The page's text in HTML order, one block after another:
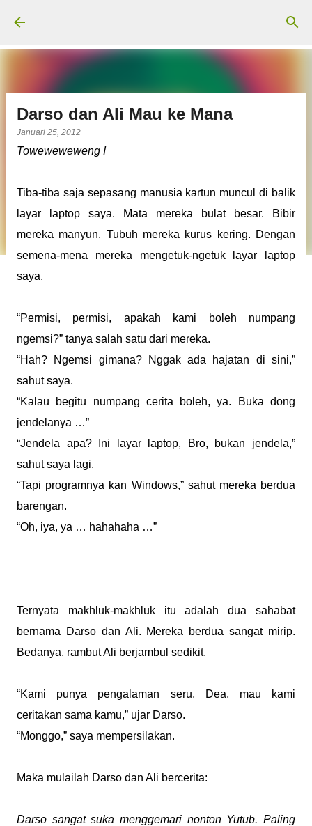
Darso dan Ali Mau ke Mana
Januari 25, 2012
Toweweweweng !
Tiba-tiba saja sepasang manusia kartun muncul di balik
layar laptop saya. Mata mereka bulat besar. Bibir
mereka manyun. Tubuh mereka kurus kering. Dengan
semena-mena mereka mengetuk-ngetuk layar laptop
saya.
“Permisi, permisi, apakah kami boleh numpang
ngemsi?” tanya salah satu dari mereka.
“Hah? Ngemsi gimana? Nggak ada hajatan di sini,”
sahut saya.
“Kalau begitu numpang cerita boleh, ya. Buka dong
jendelanya …”
“Jendela apa? Ini layar laptop, Bro, bukan jendela,”
sahut saya lagi.
“Tapi programnya kan Windows,” sahut mereka berdua
barengan.
“Oh, iya, ya … hahahaha …”
Ternyata makhluk-makhluk itu adalah dua sahabat
bernama Darso dan Ali. Mereka berdua sangat mirip.
Bedanya, rambut Ali berjambul sedikit.
“Kami punya pengalaman seru, Dea, mau kami
ceritakan sama kamu,” ujar Darso.
“Monggo,” saya mempersilakan.
Maka mulailah Darso dan Ali bercerita:
Darso sangat suka menggemari nonton Yutub. Paling